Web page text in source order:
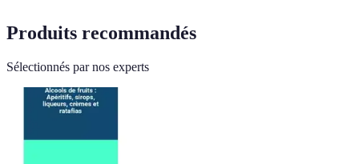
Produits recommandés
Sélectionnés par nos experts